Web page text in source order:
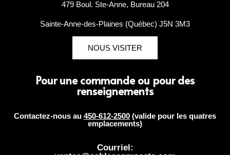
479 Boul. Ste-Anne, Bureau 204
Sainte-Anne-des-Plaines (Québec) J5N 3M3
NOUS VISITER
Pour une commande ou pour des
renseignements
Contactez-nous au 450-612-2500 (valide pour les quatres
emplacements)
Courriel: